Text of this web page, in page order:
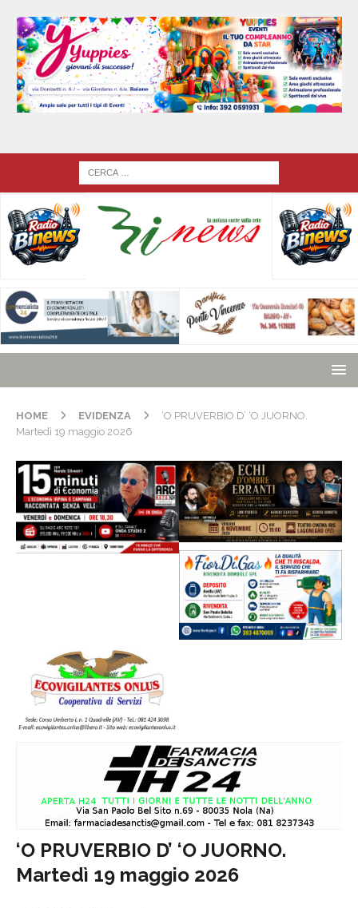
HOME EVIDENZA
‘O PRUVERBIO D’ ‘O JUORNO.
Martedì 19 maggio 2026
‘O PRUVERBIO D’ ‘O JUORNO.
Martedì 19 maggio 2026